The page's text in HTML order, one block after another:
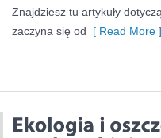
Znajdziesz tu artykuły
zaczyna się od [ Read More ]